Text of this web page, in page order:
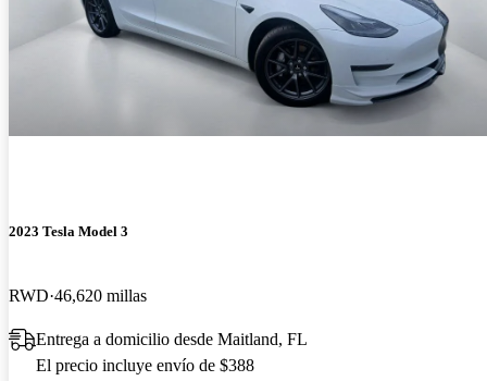
2023 Tesla Model 3
RWD 46,620 millas
Entrega a domicilio desde Maitland, FL
El precio incluye envío de $388